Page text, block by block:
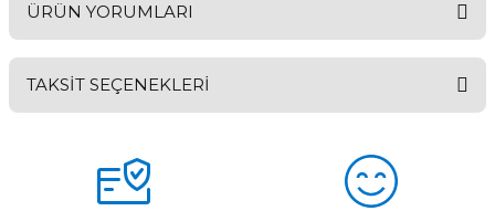
ÜRÜN YORUMLARI
TAKSİT SEÇENEKLERİ